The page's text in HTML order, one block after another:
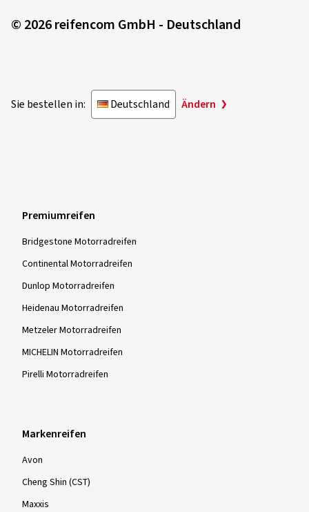
© 2026 reifencom GmbH - Deutschland
Sie bestellen in: Deutschland Ändern
Premiumreifen
Bridgestone Motorradreifen
Continental Motorradreifen
Dunlop Motorradreifen
Heidenau Motorradreifen
Metzeler Motorradreifen
MICHELIN Motorradreifen
Pirelli Motorradreifen
Markenreifen
Avon
Cheng Shin (CST)
Maxxis